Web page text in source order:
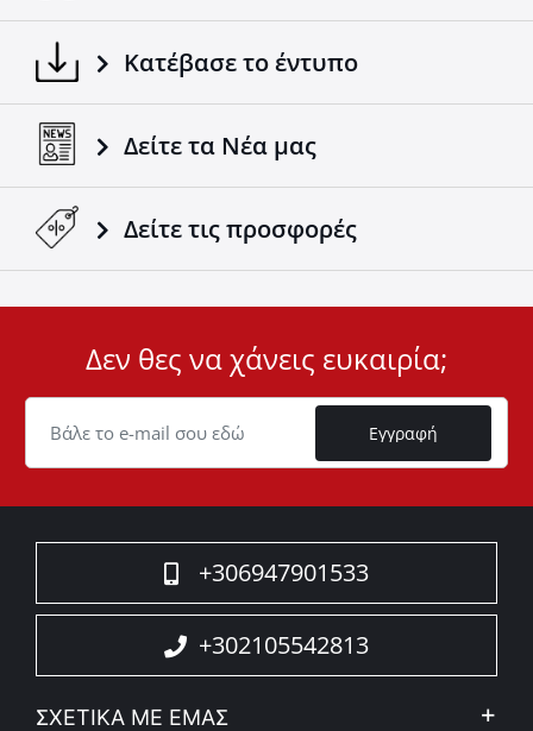
Κατέβασε το έντυπο
Δείτε τα Νέα μας
Δείτε τις προσφορές
ID
Cookie
Δεν θες να χάνεις ευκαιρία;
Εγγραφή
+306947901533
+302105542813
ΣΧΕΤΙΚΑ ΜΕ ΕΜΑΣ